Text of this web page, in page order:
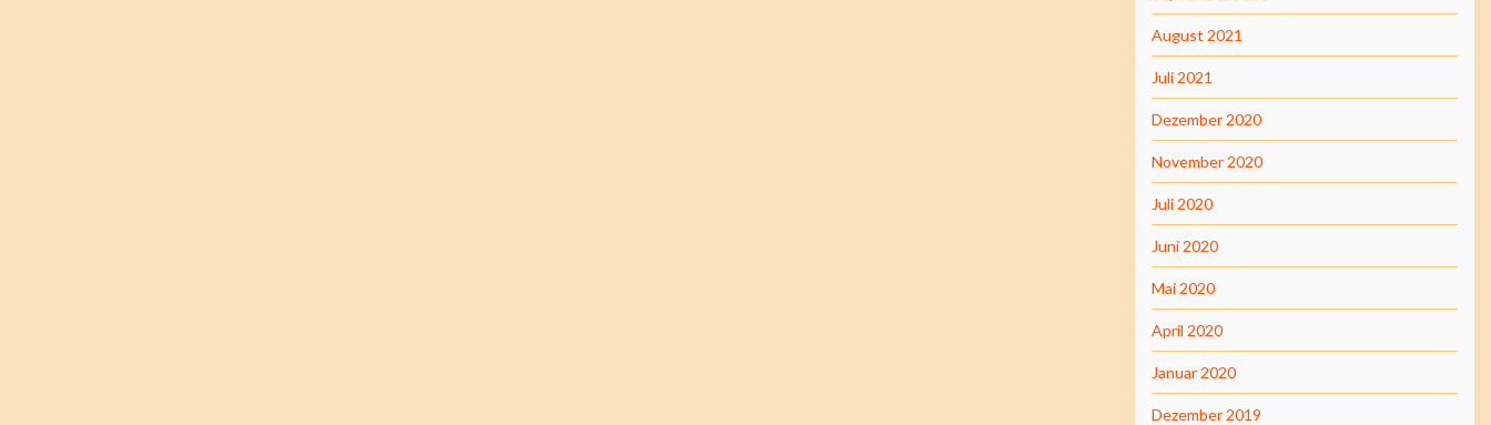
August 2021
Juli 2021
Dezember 2020
November 2020
Juli 2020
Juni 2020
Mai 2020
April 2020
Januar 2020
Dezember 2019